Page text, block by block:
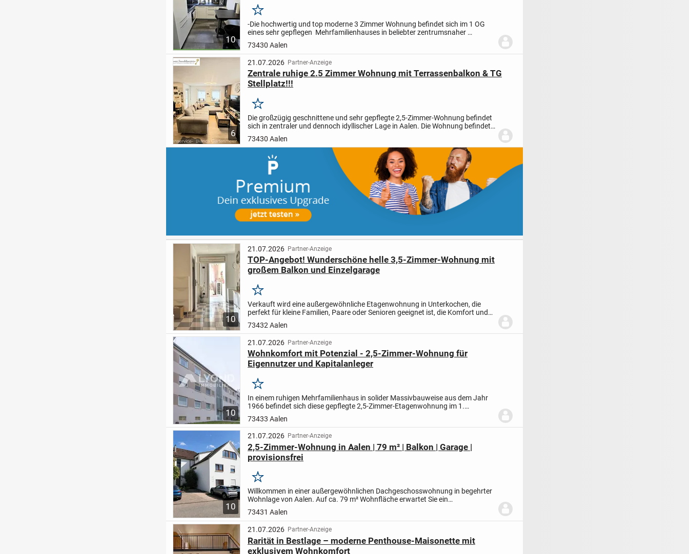
10
Merken
-Die hochwertig und top moderne 3 Zimmer Wohnung befindet sich im 1 OG
eines sehr gepflegen Mehrfamilienhauses in beliebter zentrumsnaher
Wohnlage von AA -Hofherrnweler. Sie bietet nach einer...
73430 Aalen
6
21.07.2026 Partner-Anzeige
Zentrale ruhige 2.5 Zimmer Wohnung mit Terrassenbalkon & TG
Stellplatz!!!
Merken
Die großzügig geschnittene und sehr gepflegte 2,5-Zimmer-Wohnung befindet
sich in zentraler und dennoch idyllischer Lage in Aalen. Die Wohnung befindet
sich im EG eines gepflegten Mehrfamilienhauses...
73430 Aalen
10
21.07.2026 Partner-Anzeige
TOP-Angebot! Wunderschöne helle 3,5-Zimmer-Wohnung mit
großem Balkon und Einzelgarage
Merken
Verkauft wird eine außergewöhnliche Etagenwohnung in Unterkochen, die
perfekt für kleine Familien, Paare oder Senioren geeignet ist, die Komfort und
Stil suchen. Die attraktive Wohnung mit optimalen...
73432 Aalen
10
21.07.2026 Partner-Anzeige
Wohnkomfort mit Potenzial - 2,5-Zimmer-Wohnung für
Eigennutzer und Kapitalanleger
Merken
In einem ruhigen Mehrfamilienhaus in solider Massivbauweise aus dem Jahr
1966 befindet sich diese gepflegte 2,5-Zimmer-Etagenwohnung im 1.
Obergeschoss. Das Haus umfasst lediglich sechs Wohneinheiten...
73433 Aalen
10
21.07.2026 Partner-Anzeige
2,5-Zimmer-Wohnung in Aalen | 79 m² | Balkon | Garage |
provisionsfrei
Merken
Willkommen in einer außergewöhnlichen Dachgeschosswohnung in begehrter
Wohnlage von Aalen. Auf ca. 79 m² Wohnfläche erwartet Sie ein
lichtdurchflutetes Zuhause mit einem großzügigen Wohnbereich, einer...
73431 Aalen
21.07.2026 Partner-Anzeige
Rarität in Bestlage – moderne Penthouse-Maisonette mit
exklusivem Wohnkomfort